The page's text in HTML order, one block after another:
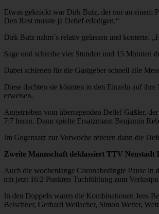
Etwas geknickt war Dirk Butz, der nur an einem
Den Rest musste ja Detlef erledigen.“
Dirk Butz nahm´s relativ gelassen und konterte.
Sage und schreibe vier Stunden und 15 Minuten
Dabei schienen für die Gastgeber schnell alle
Diese dachten sie könnten in den Einzeln auf
erweisen.
Angetrieben vom überragenden Detlef Gäßler,
7:7 heran. Dann spielte Ersatzmann Benjamin
Im Gegensatz zur Vorwoche retteten dann die
Zweite Mannschaft deklassiert TTV Neustadt
Auch die wochenlange Coronabedingte Pause
mit jetzt 16:2 Punkten Tuchfühlung zum
In den Doppeln waren die Kombinationen Jens
Belschner, Gerhard Weilacher, Simon Wetter,